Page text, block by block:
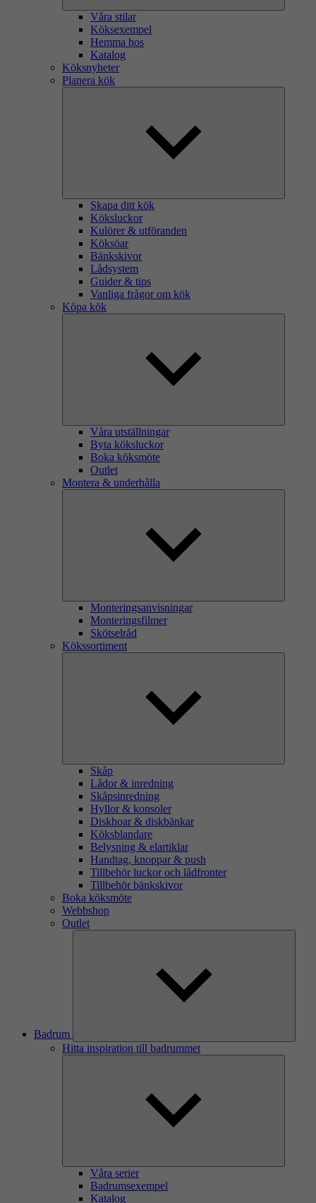
Våra stilar
Köksexempel
Hemma hos
Katalog
Köksnyheter
Planera kök
Skapa ditt kök
Köksluckor
Kulörer & utföranden
Köksöar
Bänkskivor
Lådsystem
Guider & tips
Vanliga frågor om kök
Köpa kök
Våra utställningar
Byta köksluckor
Boka köksmöte
Outlet
Montera & underhålla
Monteringsanvisningar
Monteringsfilmer
Skötselråd
Kökssortiment
Skåp
Lådor & inredning
Skåpsinredning
Hyllor & konsoler
Diskhoar & diskbänkar
Köksblandare
Belysning & elartiklar
Handtag, knoppar & push
Tillbehör luckor och lådfronter
Tillbehör bänkskivor
Boka köksmöte
Webbshop
Outlet
Badrum
Hitta inspiration till badrummet
Våra serier
Badrumsexempel
Katalog